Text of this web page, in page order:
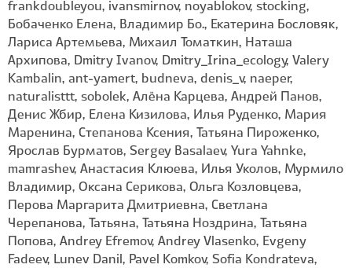
frankdoubleyou, ivansmirnov, noyablokov, stocking,
Бобаченко Елена, Владимир Бо., Екатерина Бословяк,
Лариса Артемьева, Михаил Томаткин, Наташа
Архипова, Dmitry Ivanov, Dmitry_Irina_ecology, Valery
Kambalin, ant-yamert, budneva, denis_v, naeper,
naturalisttt, sobolek, Алёна Карцева, Андрей Панов,
Денис Жбир, Елена Кизилова, Илья Руденко, Мария
Маренина, Степанова Ксения, Татьяна Пироженко,
Ярослав Бурматов, Sergey Basalaev, Yura Yahnke,
mamrashev, Анастасия Клюева, Илья Уколов, Мурмило
Владимир, Оксана Серикова, Ольга Козловцева,
Перова Маргарита Дмитриевна, Светлана
Черепанова, Татьяна, Татьяна Ноздрина, Татьяна
Попова, Andrey Efremov, Andrey Vlasenko, Evgeny
Fadeev, Lunev Danil, Pavel Komkov, Sofia Kondrateva,